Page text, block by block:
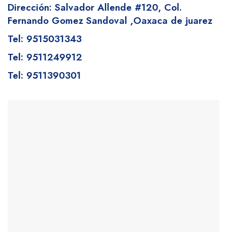
Dirección: Salvador Allende #120, Col.
Fernando Gomez Sandoval ,Oaxaca de juarez
Tel: 9515031343
Tel: 9511249912
Tel: 9511390301